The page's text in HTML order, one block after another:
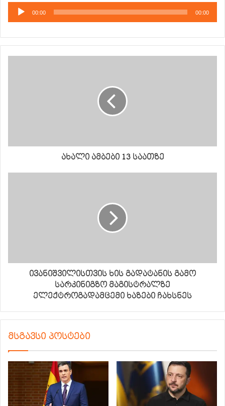
აუდიო
დამკვრელი
00:00 00:00
ახალი ამბები 13 საათზე
ივანიშვილისთვის ხის გადატანის გამო
სარკინიგზო მაგისტრალზე
ელექტროგადამცემი ხაზები ჩახსნეს
მსგავსი პოსტები